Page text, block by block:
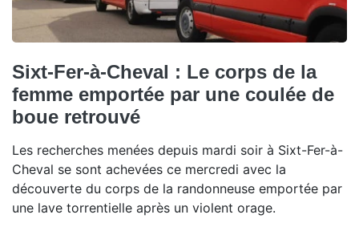
Sixt-Fer-à-Cheval : Le corps de la
femme emportée par une coulée de
boue retrouvé
Les recherches menées depuis mardi soir à Sixt-Fer-à-
Cheval se sont achevées ce mercredi avec la
découverte du corps de la randonneuse emportée par
une lave torrentielle après un violent orage.